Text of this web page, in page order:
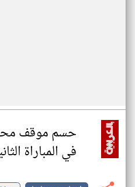
حسم موقف
في المباراة